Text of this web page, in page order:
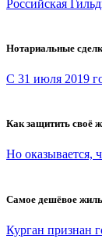
Российская
Нотариальные
С 31 июля 2019
Как защитить своё
Но оказывается,
Самое дешёвое
Курган признан